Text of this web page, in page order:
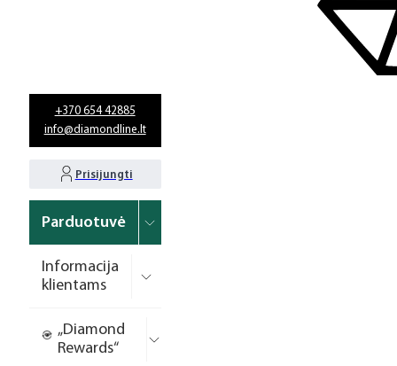
+370 654 42885
info@diamondline.lt
Prisijungti
Parduotuvė
Informacija
klientams
„Diamond
Rewards“